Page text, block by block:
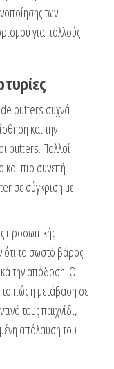
των
για πολλούς
putters συχνά
και την
putters. Πολλοί
και πιο συνεπή
σε σύγκριση με
προσωπικής
ότι το σωστό βάρος
την απόδοση. Οι
το πώς η μετάβαση σε
τους παιχνίδι,
απόλαυση του